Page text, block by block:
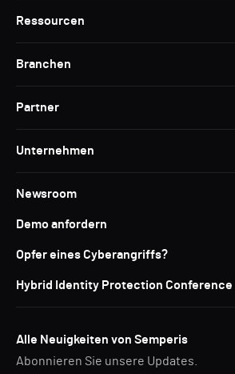
Ressourcen
Branchen
Partner
Unternehmen
Newsroom
Demo anfordern
Opfer eines Cyberangriffs?
Hybrid Identity Protection Conference
Alle Neuigkeiten von Semperis
Abonnieren Sie unsere Updates.